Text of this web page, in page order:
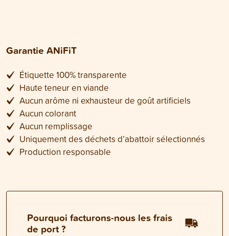
Garantie ANiFiT
Étiquette 100% transparente
Haute teneur en viande
Aucun arôme ni exhausteur de goût artificiels
Aucun colorant
Aucun remplissage
Uniquement des déchets d’abattoir sélectionnés
Production responsable
Pourquoi facturons-nous les frais
de port ?